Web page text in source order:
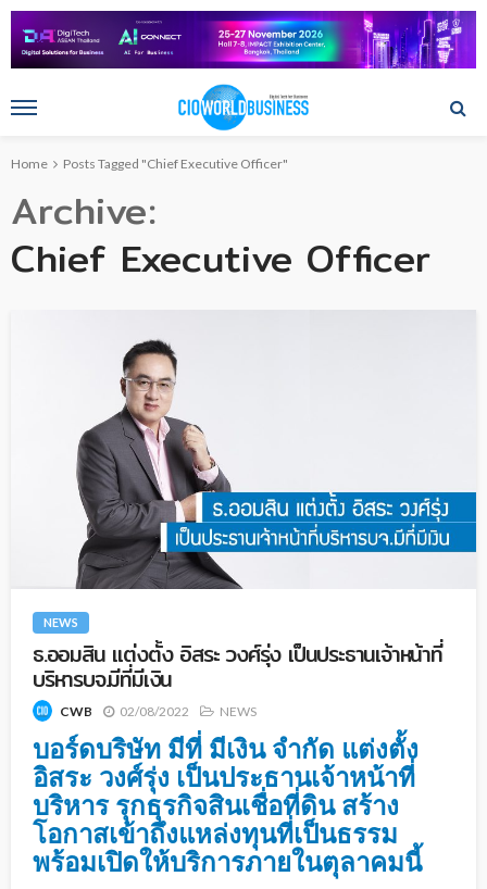
Home Posts Tagged "Chief Executive Officer"
Archive
Chief Executive Officer
NEWS
ธ.ออมสิน แต่งตั้ง อิสระ วงศ์รุ่ง เป็นประธานเจ้าหน้าที่
บริหารบจ.มีที่มีเงิน
CWB 02/08/2022 NEWS
บอร์ดบริษัท มีที่ มีเงิน จำกัด แต่งตั้ง
อิสระ วงศ์รุ่ง เป็นประธานเจ้าหน้าที่
บริหาร รุกธุรกิจสินเชื่อที่ดิน สร้าง
โอกาสเข้าถึงแหล่งทุนที่เป็นธรรม
พร้อมเปิดให้บริการภายในตุลาคมนี้